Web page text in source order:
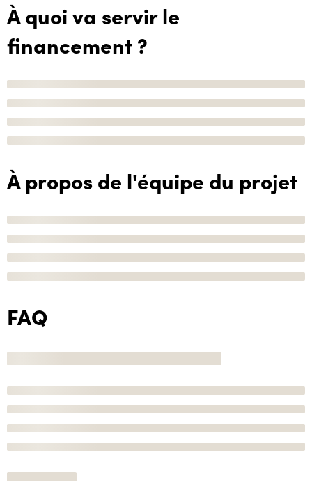
À quoi va servir le
financement ?
À propos de l'équipe du projet
FAQ